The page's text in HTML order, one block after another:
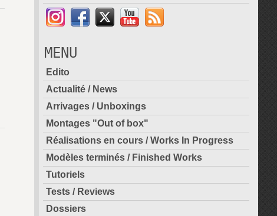
MENU
Edito
Actualité / News
Arrivages / Unboxings
Montages "Out of box"
Réalisations en cours / Works In Progress
Modèles terminés / Finished Works
Tutoriels
Tests / Reviews
Dossiers